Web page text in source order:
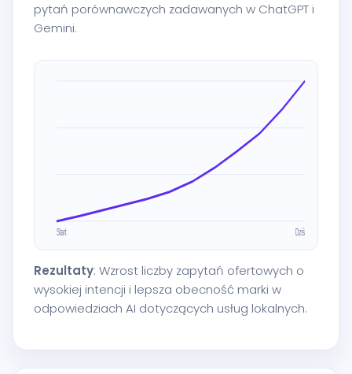
pytań porównawczych zadawanych w ChatGPT i
Gemini.
Rezultaty: Wzrost liczby zapytań ofertowych o
wysokiej intencji i lepsza obecność marki w
odpowiedziach AI dotyczących usług lokalnych.